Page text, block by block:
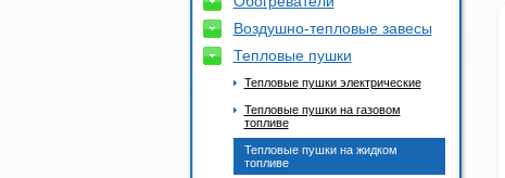
Воздушно-тепловые завесы
Тепловые пушки
Тепловые пушки электрические
Тепловые пушки на газовом
топливе
Тепловые пушки на жидком
топливе